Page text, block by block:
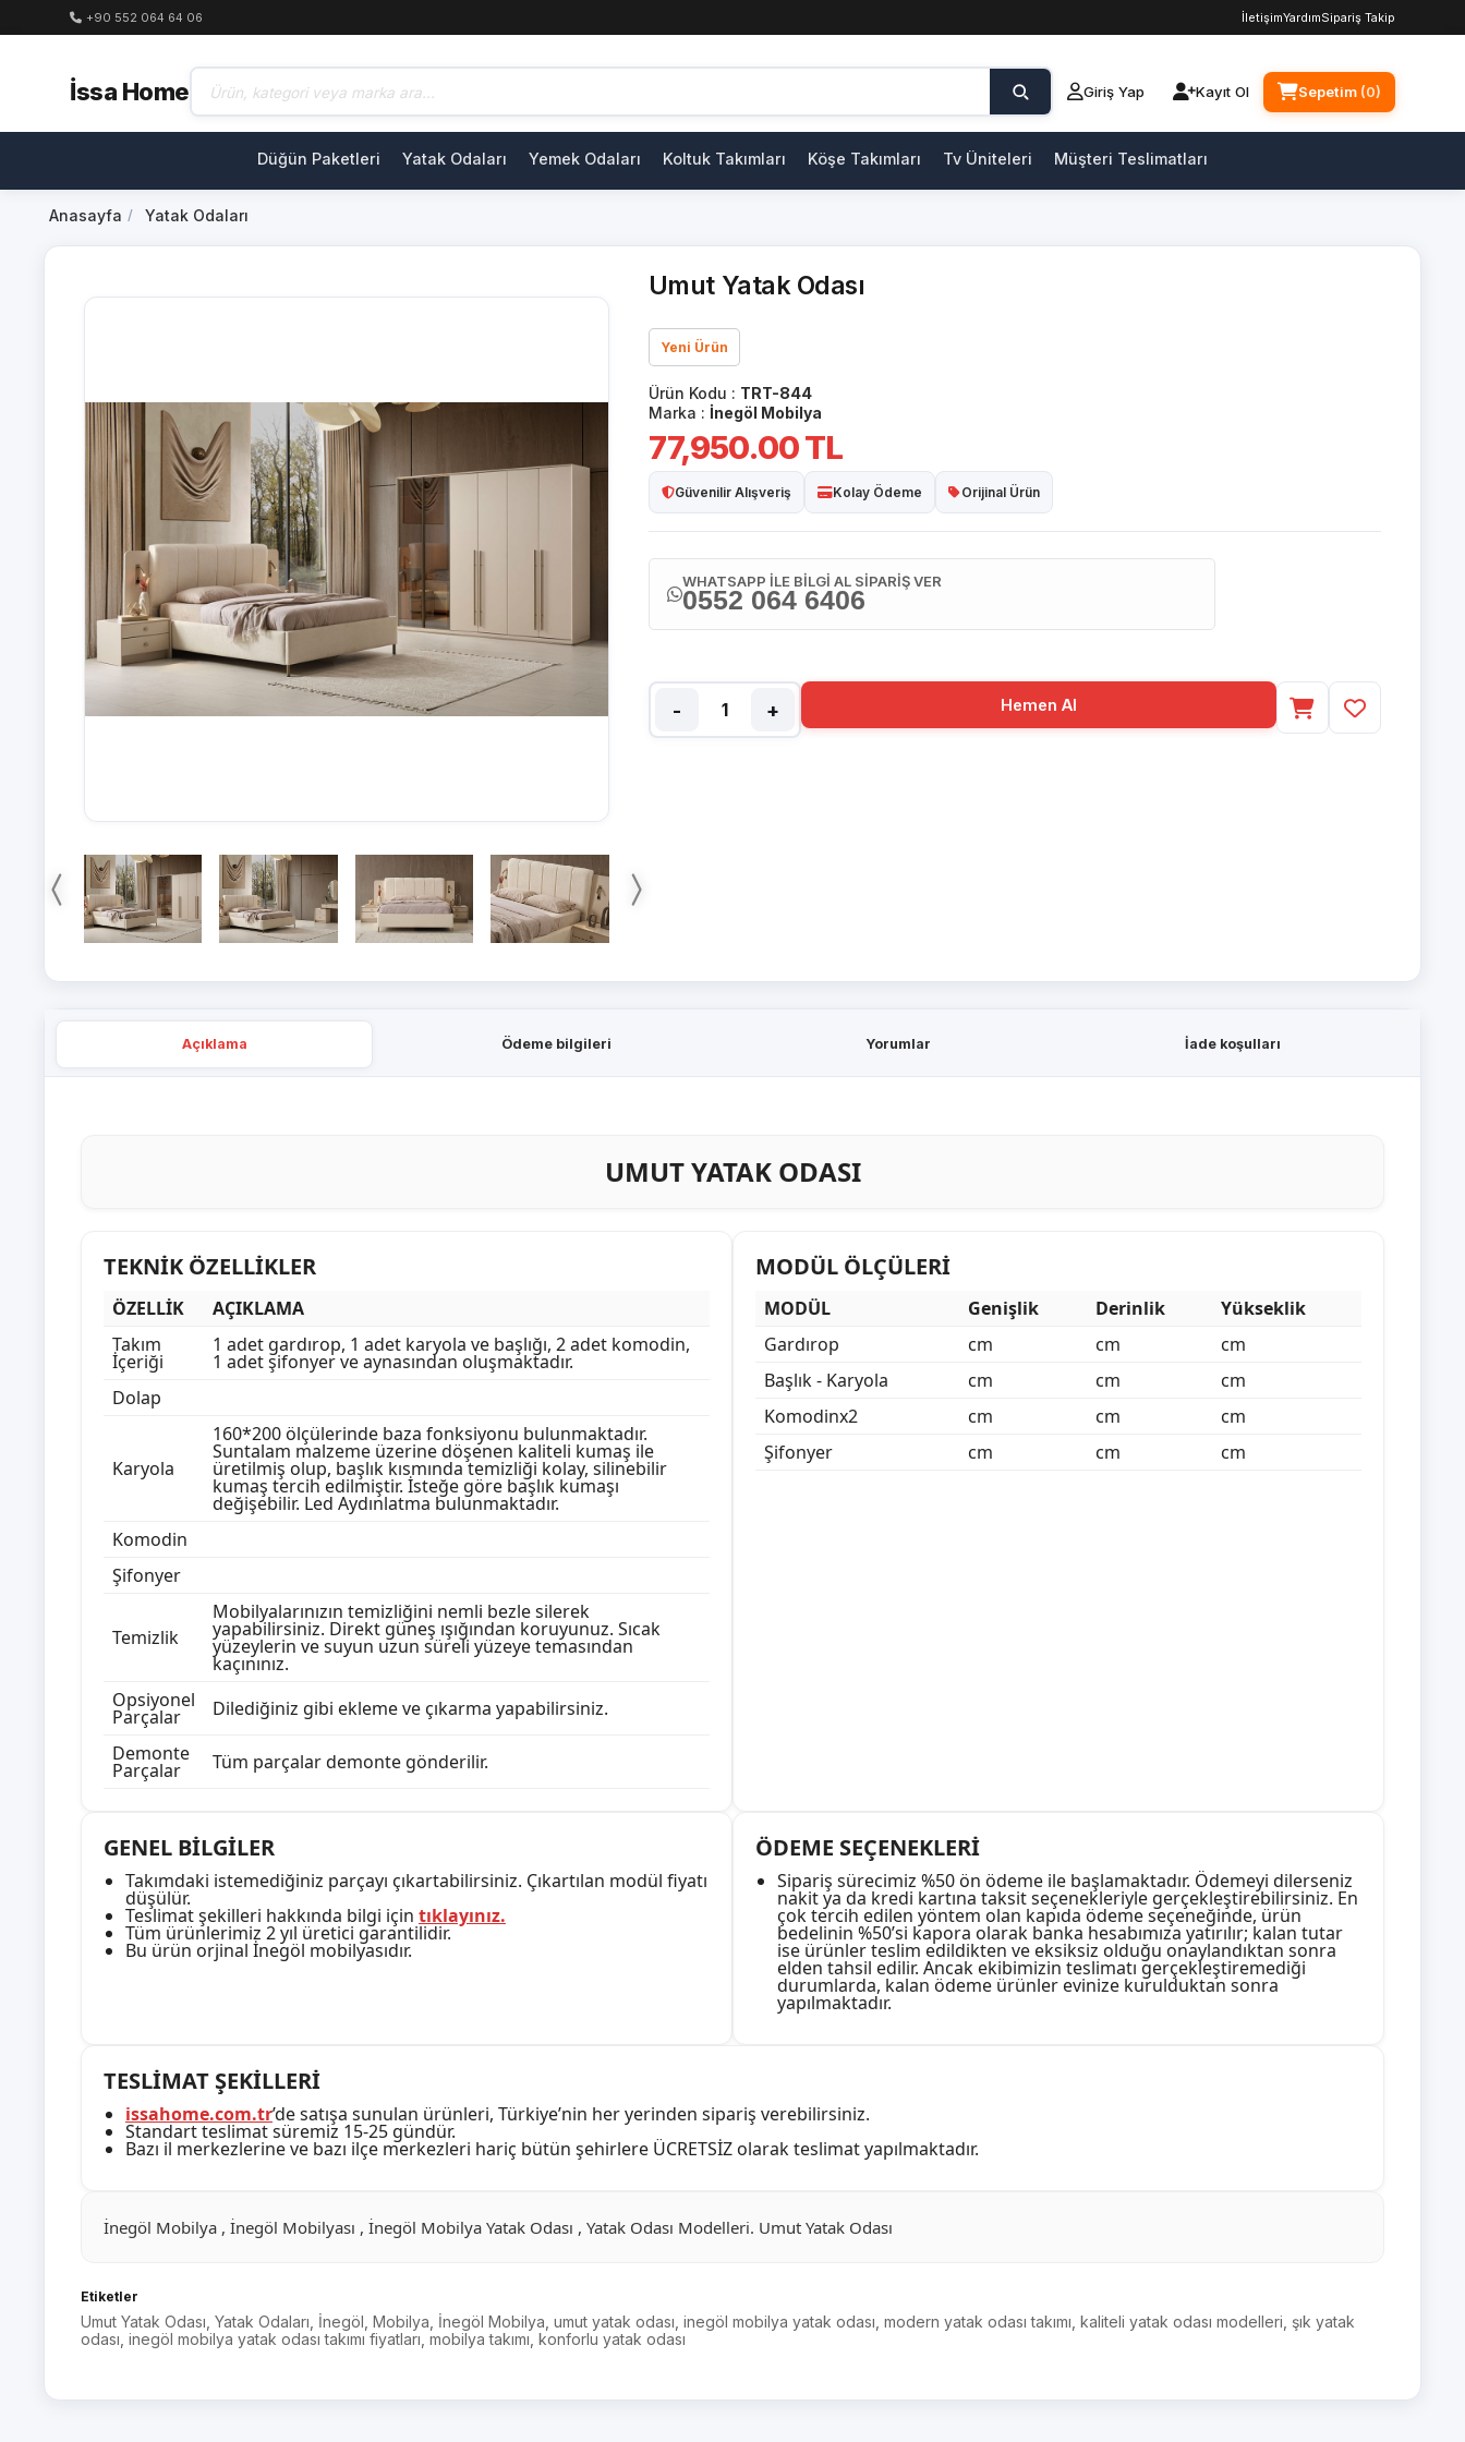
+90 552 064 64 06 İletişimYardımSipariş Takip
İssa Home Giriş Yap Kayıt Ol Sepetim (0)
Düğün Paketleri Yatak Odaları Yemek Odaları Koltuk Takımları Köşe Takımları Tv Üniteleri Müşteri Teslimatları
Anasayfa Yatak Odaları
Umut Yatak Odası
Yeni Ürün
Ürün Kodu : TRT-844
Marka : İnegöl Mobilya
77,950.00TL
Güvenilir Alışveriş Kolay Ödeme Orijinal Ürün
WHATSAPP İLE BİLGİ AL SİPARİŞ VER
0552 064 6406
- + Hemen Al
Açıklama Ödeme bilgileri Yorumlar İade koşulları
UMUT YATAK ODASI
TEKNİK ÖZELLİKLER
ÖZELLİK
AÇIKLAMA
Takım
İçeriği
1 adet gardırop, 1 adet karyola ve başlığı, 2 adet komodin,
1 adet şifonyer ve aynasından oluşmaktadır.
Dolap
Karyola
160*200 ölçülerinde baza fonksiyonu bulunmaktadır.
Suntalam malzeme üzerine döşenen kaliteli kumaş ile
üretilmiş olup, başlık kısmında temizliği kolay, silinebilir
kumaş tercih edilmiştir. İsteğe göre başlık kumaşı
değişebilir. Led Aydınlatma bulunmaktadır.
Komodin
Şifonyer
Temizlik
Mobilyalarınızın temizliğini nemli bezle silerek
yapabilirsiniz. Direkt güneş ışığından koruyunuz. Sıcak
yüzeylerin ve suyun uzun süreli yüzeye temasından
kaçınınız.
Opsiyonel
Parçalar
Dilediğiniz gibi ekleme ve çıkarma yapabilirsiniz.
Demonte
Parçalar Tüm parçalar demonte gönderilir.
MODÜL ÖLÇÜLERİ
MODÜL Genişlik Derinlik
Yükseklik
Gardırop
cm cm
cm
Başlık - Karyola
cm cm
cm
Komodinx2
cm cm
cm
Şifonyer
cm cm cm
GENEL BİLGİLER
Takımdaki istemediğiniz parçayı çıkartabilirsiniz. Çıkartılan modül fiyatı
düşülür.
Teslimat şekilleri hakkında bilgi için tıklayınız.
Tüm ürünlerimiz 2 yıl üretici garantilidir.
Bu ürün orjinal İnegöl mobilyasıdır.
ÖDEME SEÇENEKLERİ
Sipariş sürecimiz %50 ön ödeme ile başlamaktadır. Ödemeyi dilerseniz
nakit ya da kredi kartına taksit seçenekleriyle gerçekleştirebilirsiniz. En
çok tercih edilen yöntem olan kapıda ödeme seçeneğinde, ürün
bedelinin %50’si kapora olarak banka hesabımıza yatırılır; kalan tutar
ise ürünler teslim edildikten ve eksiksiz olduğu onaylandıktan sonra
elden tahsil edilir. Ancak ekibimizin teslimatı gerçekleştiremediği
durumlarda, kalan ödeme ürünler evinize kurulduktan sonra
yapılmaktadır.
TESLİMAT ŞEKİLLERİ
issahome.com.tr’de satışa sunulan ürünleri, Türkiye’nin her yerinden sipariş verebilirsiniz.
Standart teslimat süremiz 15-25 gündür.
Bazı il merkezlerine ve bazı ilçe merkezleri hariç bütün şehirlere ÜCRETSİZ olarak teslimat yapılmaktadır.
İnegöl Mobilya , İnegöl Mobilyası , İnegöl Mobilya Yatak Odası , Yatak Odası Modelleri. Umut Yatak Odası
Etiketler
Umut Yatak Odası, Yatak Odaları, İnegöl , Mobilya, İnegöl Mobilya, umut yatak odası, inegöl mobilya yatak odası, modern yatak odası takımı, kaliteli yatak odası modelleri, şık yatak
odası, inegöl mobilya yatak odası takımı fiyatları, mobilya takımı, konforlu yatak odası